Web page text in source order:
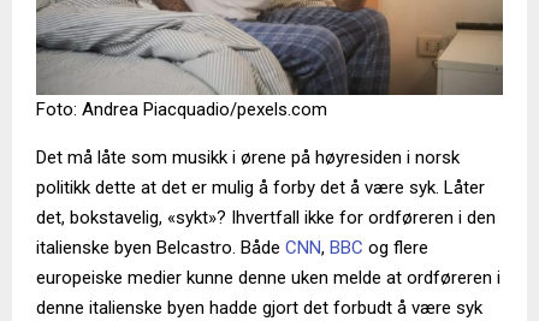
Foto: Andrea Piacquadio/pexels.com
Det må låte som musikk i ørene på høyresiden i norsk
politikk dette at det er mulig å forby det å være syk. Låter
det, bokstavelig, «sykt»? Ihvertfall ikke for ordføreren i den
italienske byen Belcastro. Både CNN, BBC og flere
europeiske medier kunne denne uken melde at ordføreren i
denne italienske byen hadde gjort det forbudt å være syk